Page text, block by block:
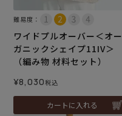
難易度：
ワイドプルオーバー＜オー
ガニックシェイプ11IV＞
（編み物 材料セット）
¥8,030税込
カートに入れる